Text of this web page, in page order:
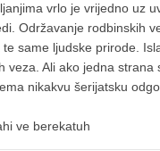
vrlo je vrijedno uz
Održavanje rodbinskih
same ljudske prirode.
veza. Ali ako jedna
nikakvu šerijatsku
ve berekatuh